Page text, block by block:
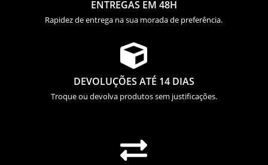
ENTREGAS EM 48H
Rapidez de entrega na sua morada de preferência.

DEVOLUÇÕES ATÉ 14 DIAS
Troque ou devolva produtos sem justificações.
